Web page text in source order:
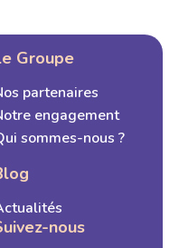
Groupe
partenaires
engagement
sommes-nous ?
nous